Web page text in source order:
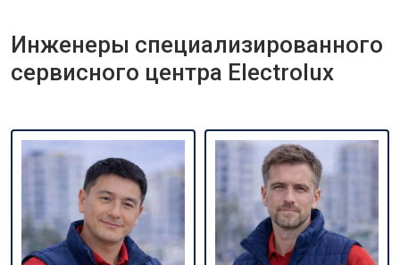
Инженеры специализированного
сервисного центра Electrolux